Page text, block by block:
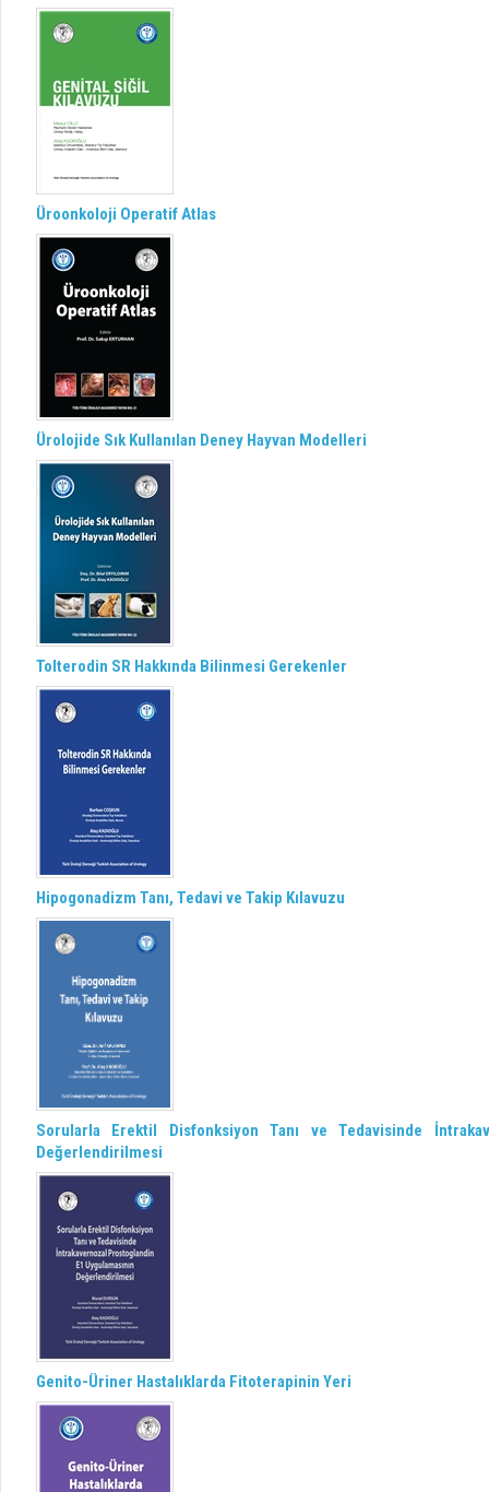
Üroonkoloji Operatif Atlas
Ürolojide Sık Kullanılan Deney Hayvan Modelleri
Tolterodin SR Hakkında Bilinmesi Gerekenler
Hipogonadizm Tanı, Tedavi ve Takip Kılavuzu
Sorularla Erektil Disfonksiyon Tanı ve Tedavisinde
Değerlendirilmesi
Genito-Üriner Hastalıklarda Fitoterapinin Yeri